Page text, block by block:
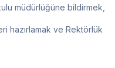
müdürlüğüne bildirmek,
hazırlamak ve Rektörlük